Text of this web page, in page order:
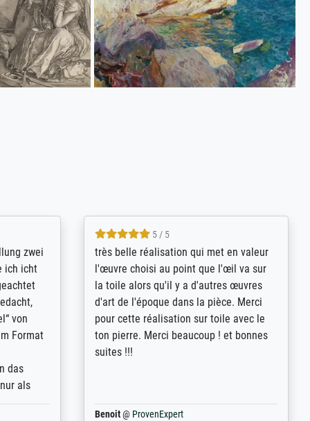
to
the best
by the
and
in that
5 / 5
eine große Auswahl an Bildern und
deren Reproduktionsmöglichkeiten;
wurde sehr gut durch die einzelnen
Bestellkriterien geführt, verständliche
Erklärungen, z.B. mit Bilddarstellungen,
werde auf jeden Fall meine guten
Erfahrungen weitergeben.
Anonym@ProvenExpert